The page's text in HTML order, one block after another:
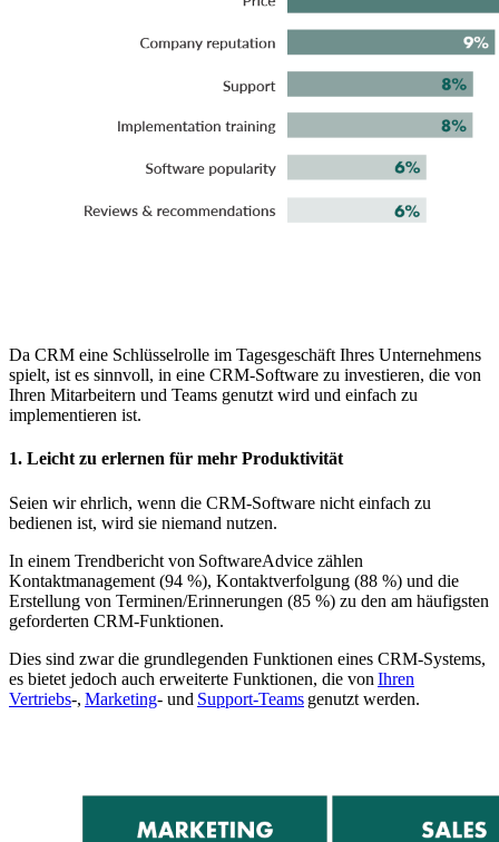
Da CRM eine Schlüsselrolle im Tagesgeschäft Ihres Unternehmens
spielt, ist es sinnvoll, in eine CRM-Software zu investieren, die von
Ihren Mitarbeitern und Teams genutzt wird und einfach zu
implementieren ist.
1. Leicht zu erlernen für mehr Produktivität
Seien wir ehrlich, wenn die CRM-Software nicht einfach zu
bedienen ist, wird sie niemand nutzen.
In einem Trendbericht von SoftwareAdvice zählen
Kontaktmanagement (94 %), Kontaktverfolgung (88 %) und die
Erstellung von Terminen/Erinnerungen (85 %) zu den am häufigsten
geforderten CRM-Funktionen.
Dies sind zwar die grundlegenden Funktionen eines CRM-Systems,
es bietet jedoch auch erweiterte Funktionen, die von Ihren
Vertriebs-, Marketing- und Support-Teams genutzt werden.